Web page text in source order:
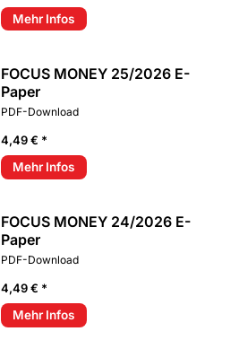
Mehr Infos
FOCUS MONEY 25/2026 E-
Paper
PDF-Download
4,49 € *
Mehr Infos
FOCUS MONEY 24/2026 E-
Paper
PDF-Download
4,49 € *
Mehr Infos